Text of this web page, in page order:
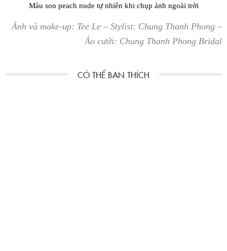
Màu son peach nude tự nhiên khi chụp ảnh ngoài trời
Ảnh và make-up: Tee Le – Stylist: Chung Thanh Phong –
Áo cưới: Chung Thanh Phong Bridal